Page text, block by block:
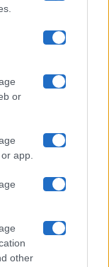
or
app.
other